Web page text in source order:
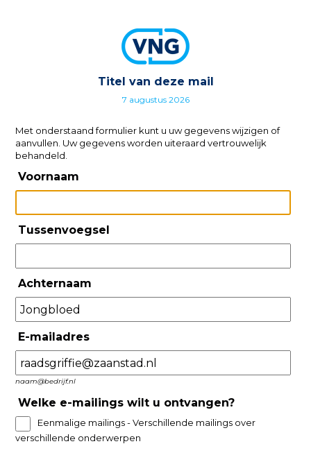
Titel van deze mail
7 augustus 2026
Met onderstaand formulier kunt u uw gegevens wijzigen of
aanvullen. Uw gegevens worden uiteraard vertrouwelijk
behandeld.
Voornaam
Tussenvoegsel
Achternaam
E-mailadres
naam@bedrijf.nl
Welke e-mailings wilt u ontvangen?
Eenmalige mailings - Verschillende mailings over
verschillende onderwerpen